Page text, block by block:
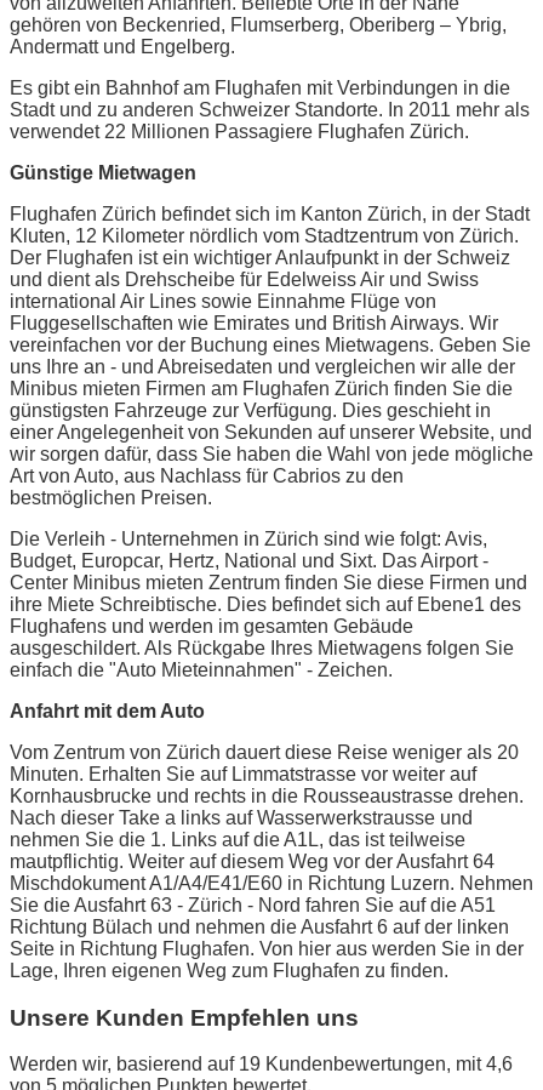
gehören von Beckenried, Flumserberg, Oberiberg – Ybrig,
Andermatt und Engelberg.
Es gibt ein Bahnhof am Flughafen mit Verbindungen in die
Stadt und zu anderen Schweizer Standorte. In 2011 mehr als
verwendet 22 Millionen Passagiere Flughafen Zürich.
Günstige Mietwagen
Flughafen Zürich befindet sich im Kanton Zürich, in der Stadt
Kluten, 12 Kilometer nördlich vom Stadtzentrum von Zürich.
Der Flughafen ist ein wichtiger Anlaufpunkt in der Schweiz
und dient als Drehscheibe für Edelweiss Air und Swiss
international Air Lines sowie Einnahme Flüge von
Fluggesellschaften wie Emirates und British Airways. Wir
vereinfachen vor der Buchung eines Mietwagens. Geben Sie
uns Ihre an - und Abreisedaten und vergleichen wir alle der
Minibus mieten Firmen am Flughafen Zürich finden Sie die
günstigsten Fahrzeuge zur Verfügung. Dies geschieht in
einer Angelegenheit von Sekunden auf unserer Website, und
wir sorgen dafür, dass Sie haben die Wahl von jede mögliche
Art von Auto, aus Nachlass für Cabrios zu den
bestmöglichen Preisen.
Die Verleih - Unternehmen in Zürich sind wie folgt: Avis,
Budget, Europcar, Hertz, National und Sixt. Das Airport -
Center Minibus mieten Zentrum finden Sie diese Firmen und
ihre Miete Schreibtische. Dies befindet sich auf Ebene1 des
Flughafens und werden im gesamten Gebäude
ausgeschildert. Als Rückgabe Ihres Mietwagens folgen Sie
einfach die "Auto Mieteinnahmen" - Zeichen.
Anfahrt mit dem Auto
Vom Zentrum von Zürich dauert diese Reise weniger als 20
Minuten. Erhalten Sie auf Limmatstrasse vor weiter auf
Kornhausbrucke und rechts in die Rousseaustrasse drehen.
Nach dieser Take a links auf Wasserwerkstrausse und
nehmen Sie die 1. Links auf die A1L, das ist teilweise
mautpflichtig. Weiter auf diesem Weg vor der Ausfahrt 64
Mischdokument A1/A4/E41/E60 in Richtung Luzern. Nehmen
Sie die Ausfahrt 63 - Zürich - Nord fahren Sie auf die A51
Richtung Bülach und nehmen die Ausfahrt 6 auf der linken
Seite in Richtung Flughafen. Von hier aus werden Sie in der
Lage, Ihren eigenen Weg zum Flughafen zu finden.
Unsere Kunden Empfehlen uns
Werden wir, basierend auf 19 Kundenbewertungen, mit 4,6